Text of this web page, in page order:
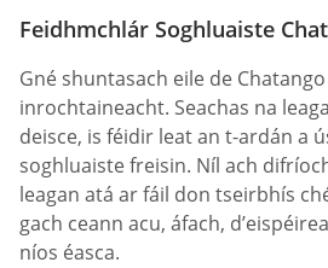
Feidhmchlár Soghluaiste
Gné shuntasach eile de Chatango
inrochtaineacht. Seachas na
deisce, is féidir leat an t-ardán a
soghluaiste freisin. Níl ach
leagan atá ar fáil don tseirbhís
gach ceann acu, áfach,
níos éasca.